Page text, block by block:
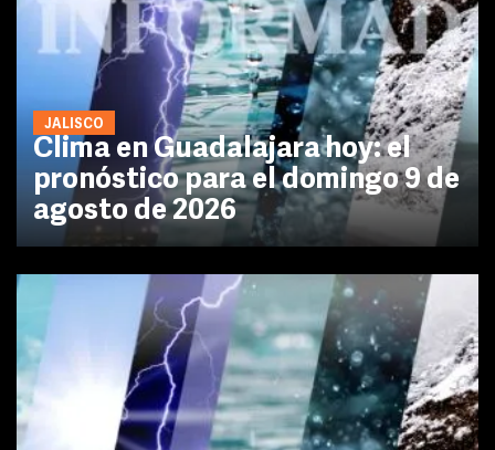
JALISCO
Clima en Guadalajara hoy: el
pronóstico para el domingo 9 de
agosto de 2026